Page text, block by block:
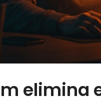
elimina